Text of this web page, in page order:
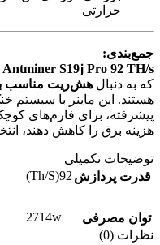
حرارتی
جمع‌بندی:
Antminer S19j Pro 92 TH/s
که به دنبال هش‌ریت مناسب
هستند. این ماینر با سیستم
پیشرفته، برای فارم‌های
هزینه برق را کاهش دهند،
توضیحات تکمیلی
قدرت پردازش 92(Th/S)
توان مصرفی
2714w
نظرات (0)